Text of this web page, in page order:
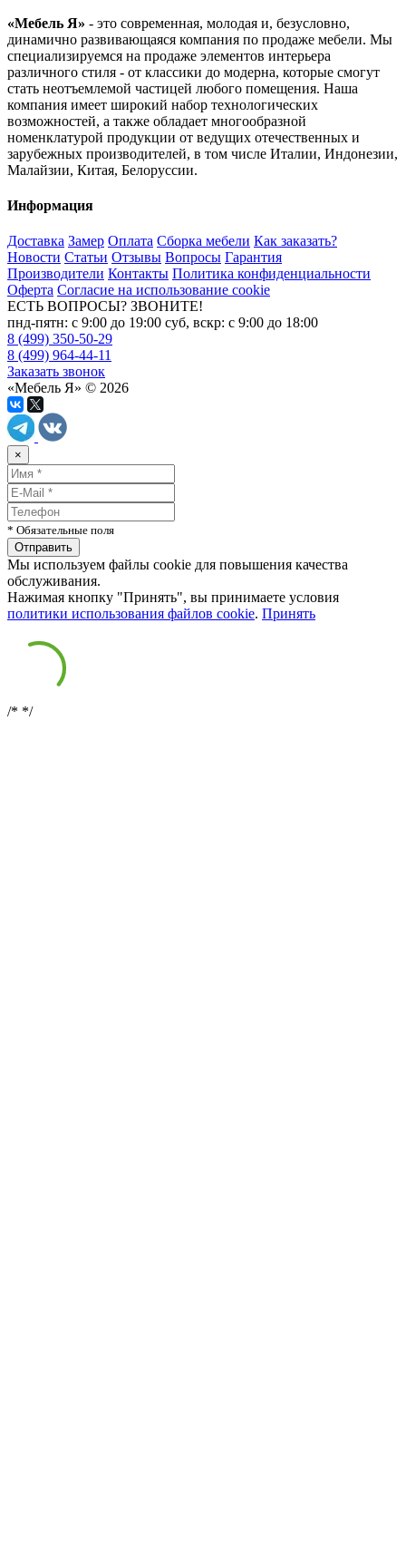
«Мебель Я» - это современная, молодая и, безусловно,
динамично развивающаяся компания по продаже мебели. Мы
специализируемся на продаже элементов интерьера
различного стиля - от классики до модерна, которые смогут
стать неотъемлемой частицей любого помещения. Наша
компания имеет широкий набор технологических
возможностей, а также обладает многообразной
номенклатурой продукции от ведущих отечественных и
зарубежных производителей, в том числе Италии, Индонезии,
Малайзии, Китая, Белоруссии.
Информация
Доставка Замер Оплата Сборка мебели Как заказать?
Новости Статьи Отзывы Вопросы Гарантия
Производители Контакты Политика конфиденциальности
Оферта Согласие на использование cookie
ЕСТЬ ВОПРОСЫ? ЗВОНИТЕ!
пнд-пятн: с 9:00 до 19:00 суб, вскр: с 9:00 до 18:00
8 (499) 350-50-29
8 (499) 964-44-11
Заказать звонок
«Мебель Я» © 2026
×
* Обязательные поля
Мы используем файлы cookie для повышения качества
обслуживания.
Нажимая кнопку "Принять", вы принимаете условия
политики использования файлов cookie. Принять
/* */